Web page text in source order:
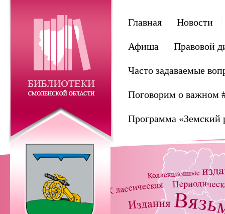
Главная Новости
Афиша Правовой
Часто задаваемые
Поговорим о важном
Программа «Земский